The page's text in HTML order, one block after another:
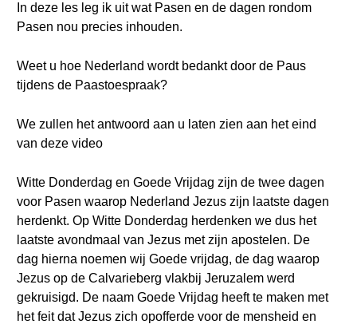
In deze les leg ik uit wat Pasen en de dagen rondom
Pasen nou precies inhouden.
Weet u hoe Nederland wordt bedankt door de Paus
tijdens de Paastoespraak?
We zullen het antwoord aan u laten zien aan het eind
van deze video
Witte Donderdag en Goede Vrijdag zijn de twee dagen
voor Pasen waarop Nederland Jezus zijn laatste dagen
herdenkt. Op Witte Donderdag herdenken we dus het
laatste avondmaal van Jezus met zijn apostelen. De
dag hierna noemen wij Goede vrijdag, de dag waarop
Jezus op de Calvarieberg vlakbij Jeruzalem werd
gekruisigd. De naam Goede Vrijdag heeft te maken met
het feit dat Jezus zich opofferde voor de mensheid en